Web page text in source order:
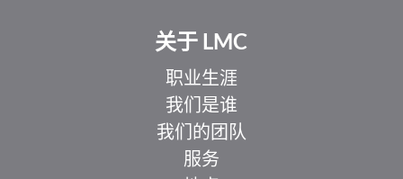
关于 LMC
职业生涯
我们是谁
我们的团队
服务